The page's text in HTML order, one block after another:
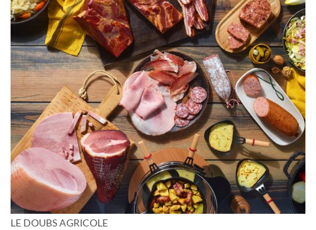
LE DOUBS AGRICOLE